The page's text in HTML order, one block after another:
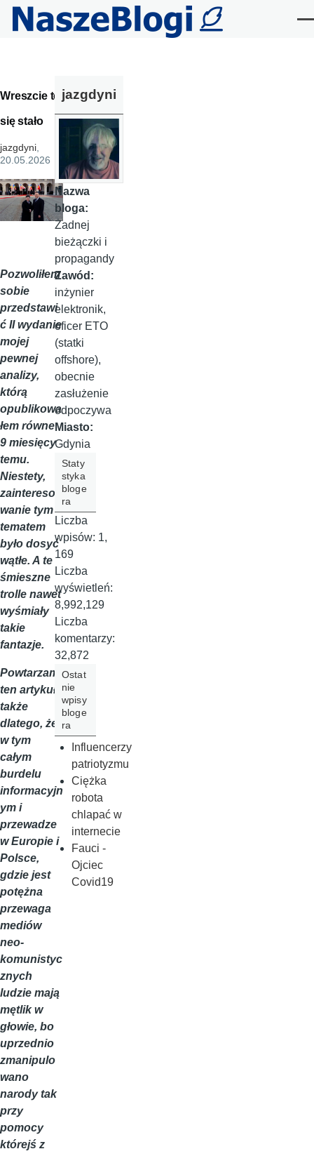
Przejdź do treści
Wreszcie to
się stało
jazgdyni,
20.05.2026
Pozwoliłem
sobie
przedstawi
ć II wydanie
mojej
pewnej
analizy,
którą
opublikowa
łem równe
9 miesięcy
temu.
Niestety,
zaintereso
wanie tym
tematem
było dosyć
wątłe. A te
śmieszne
trolle nawet
wyśmiały
takie
fantazje.
Powtarzam
ten artykuł
także
dlatego, że
w tym
całym
burdelu
informacyjn
ym i
przewadze
w Europie i
Polsce,
gdzie jest
potężna
przewaga
mediów
neo-
komunistyc
znych
ludzie mają
mętlik w
głowie, bo
uprzednio
zmanipulo
wano
narody tak
przy
pomocy
którejś z
jazgdyni
Nazwa
bloga:
Żadnej
bieżączki i
propagandy
Zawód:
inżynier
elektronik,
oficer ETO
(statki
offshore),
obecnie
zasłużenie
odpoczywa
Miasto:
Gdynia
Staty
styka
bloge
ra
Liczba
wpisów: 1,
169
Liczba
wyświetleń:
8,992,129
Liczba
komentarzy:
32,872
Ostat
nie
wpisy
bloge
ra
Influencerzy
patriotyzmu
Ciężka
robota
chlapać w
internecie
Fauci -
Ojciec
Covid19